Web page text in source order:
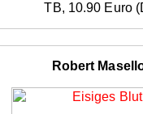
TB, 10.90 Euro
Robert